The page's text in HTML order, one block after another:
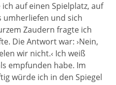
auf einen Spielplatz, auf
umherliefen und sich
Zaudern fragte ich
Die Antwort war: ›Nein,
wir nicht.‹ Ich weiß
empfunden habe. Im
würde ich in den Spiegel